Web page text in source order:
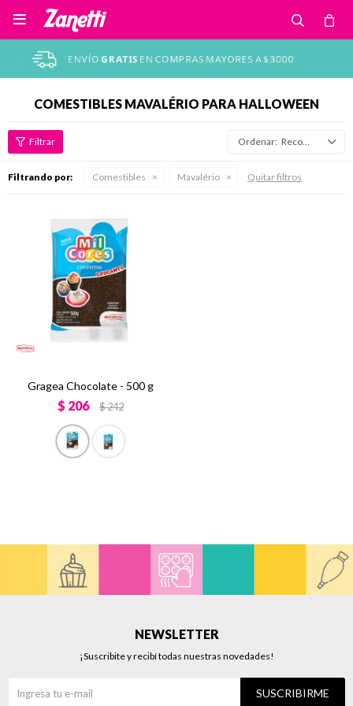

COMESTIBLES MAVALÉRIO PARA HALLOWEEN
Recomendados
Filtrando por: Comestibles Mavalério Quitar filtros
Gragea Chocolate - 500 g
$ 206 $242
NEWSLETTER
¡Suscribite y recibí todas nuestras novedades!
SUSCRIBIRME